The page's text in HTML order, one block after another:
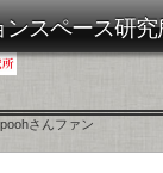
ンスペース研究
さんファン